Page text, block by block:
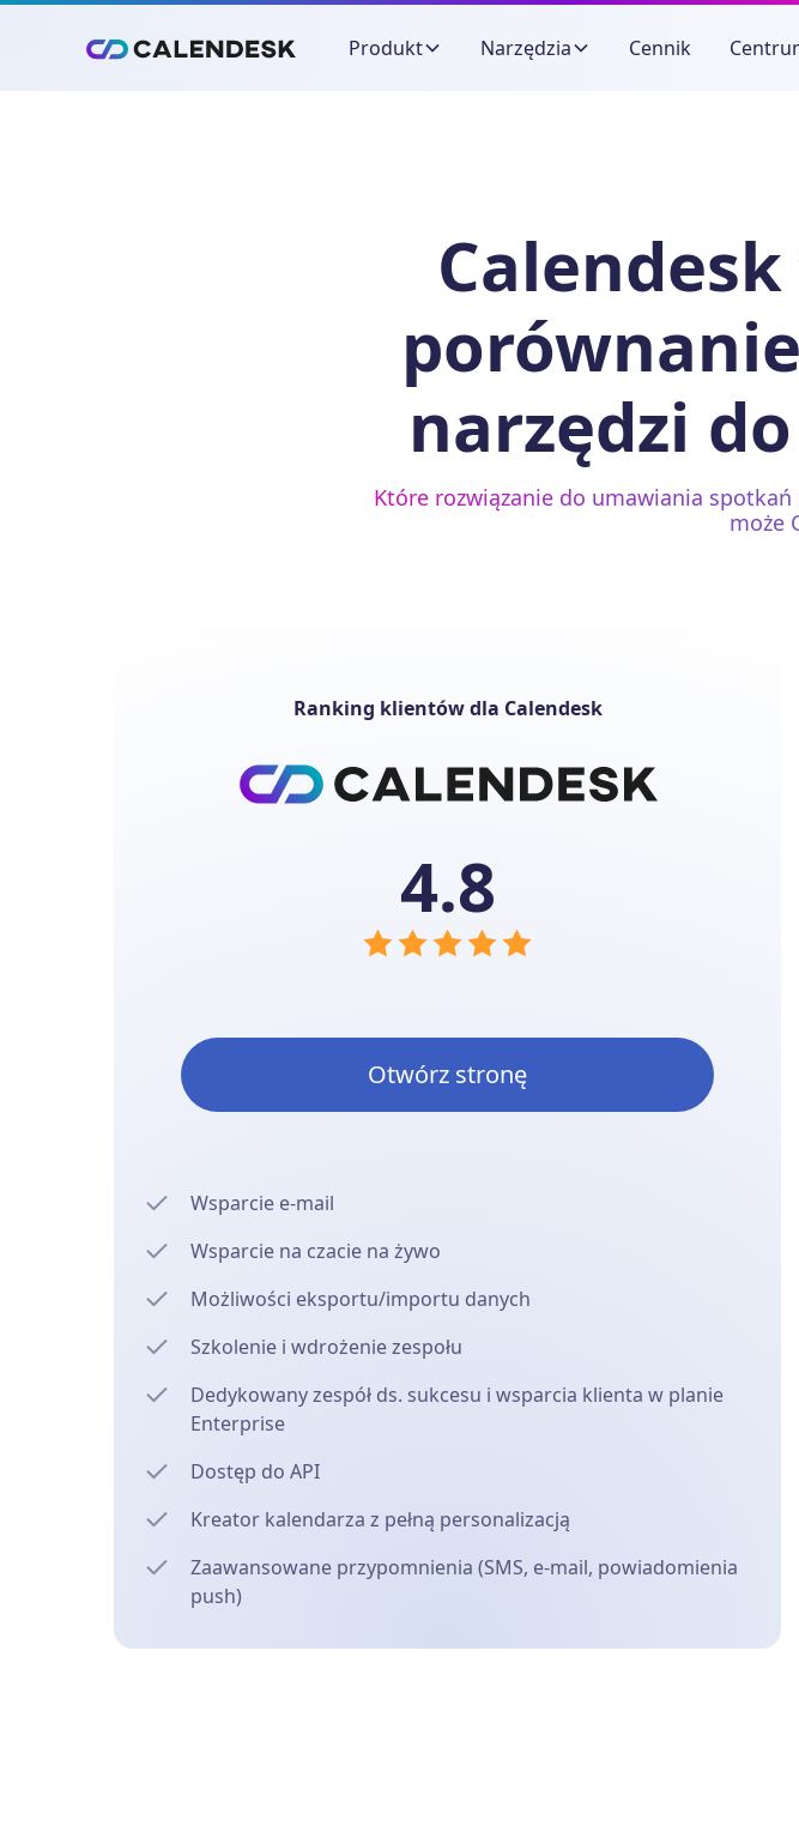
Produkt Narzędzia Cennik
narzędzi
Które rozwiązanie do umawiania
może
Ranking klientów dla Calendesk
4.8
Otwórz stronę
Wsparcie e-mail
Wsparcie na czacie na żywo
Możliwości eksportu/importu danych
Szkolenie i wdrożenie zespołu
Dedykowany zespół ds. sukcesu i wsparcia klienta w planie
Enterprise
Dostęp do API
Kreator kalendarza z pełną personalizacją
Zaawansowane przypomnienia (SMS, e-mail, powiadomienia
push)